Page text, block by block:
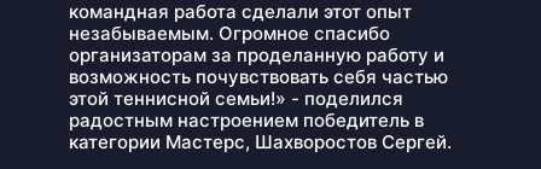
командная работа сделали этот опыт
незабываемым. Огромное спасибо
организаторам за проделанную работу и
возможность почувствовать себя частью
этой теннисной семьи!» - поделился
радостным настроением победитель в
категории Мастерс, Шахворостов Сергей.